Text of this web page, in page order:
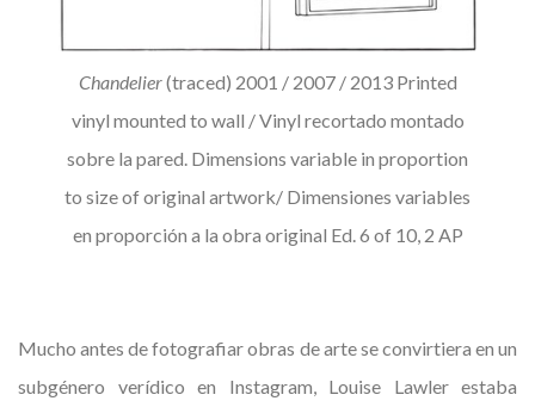
Chandelier(traced) 2001 / 2007 / 2013 Printed
vinyl mounted to wall / Vinyl recortado montado
sobre la pared. Dimensions variable in proportion
to size of original artwork/ Dimensiones variables
en proporción a la obra original Ed. 6 of 10, 2 AP
Mucho antes de fotografiar obras de arte se convirtiera en un
subgénero verídico en Instagram, Louise Lawler estaba